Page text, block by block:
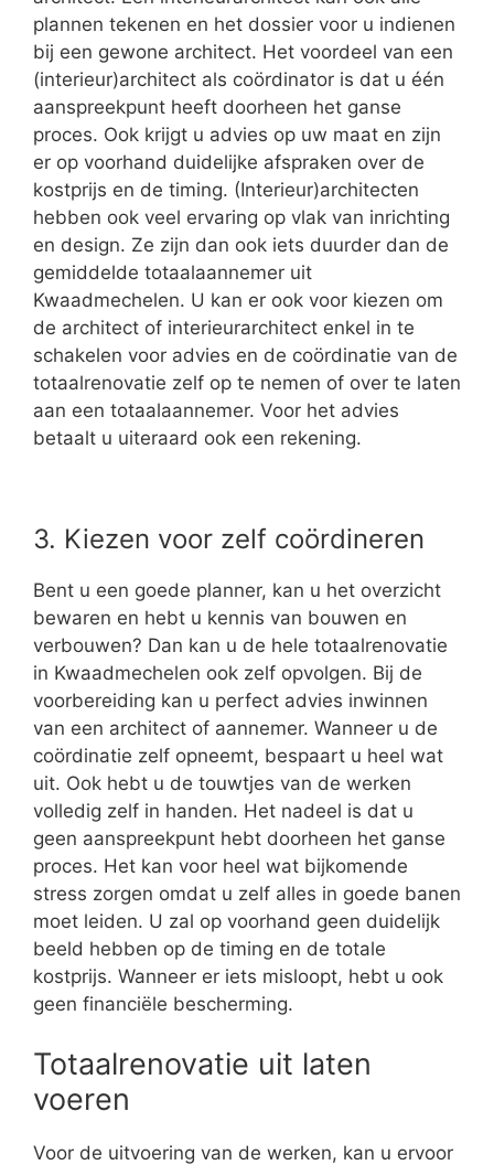
plannen tekenen en het dossier voor u indienen
bij een gewone architect. Het voordeel van een
(interieur)architect als coördinator is dat u één
aanspreekpunt heeft doorheen het ganse
proces. Ook krijgt u advies op uw maat en zijn
er op voorhand duidelijke afspraken over de
kostprijs en de timing. (Interieur)architecten
hebben ook veel ervaring op vlak van inrichting
en design. Ze zijn dan ook iets duurder dan de
gemiddelde totaalaannemer uit
Kwaadmechelen. U kan er ook voor kiezen om
de architect of interieurarchitect enkel in te
schakelen voor advies en de coördinatie van de
totaalrenovatie zelf op te nemen of over te laten
aan een totaalaannemer. Voor het advies
betaalt u uiteraard ook een rekening.
3. Kiezen voor zelf coördineren
Bent u een goede planner, kan u het overzicht
bewaren en hebt u kennis van bouwen en
verbouwen? Dan kan u de hele totaalrenovatie
in Kwaadmechelen ook zelf opvolgen. Bij de
voorbereiding kan u perfect advies inwinnen
van een architect of aannemer. Wanneer u de
coördinatie zelf opneemt, bespaart u heel wat
uit. Ook hebt u de touwtjes van de werken
volledig zelf in handen. Het nadeel is dat u
geen aanspreekpunt hebt doorheen het ganse
proces. Het kan voor heel wat bijkomende
stress zorgen omdat u zelf alles in goede banen
moet leiden. U zal op voorhand geen duidelijk
beeld hebben op de timing en de totale
kostprijs. Wanneer er iets misloopt, hebt u ook
geen financiële bescherming.
Totaalrenovatie uit laten
voeren
Voor de uitvoering van de werken, kan u ervoor